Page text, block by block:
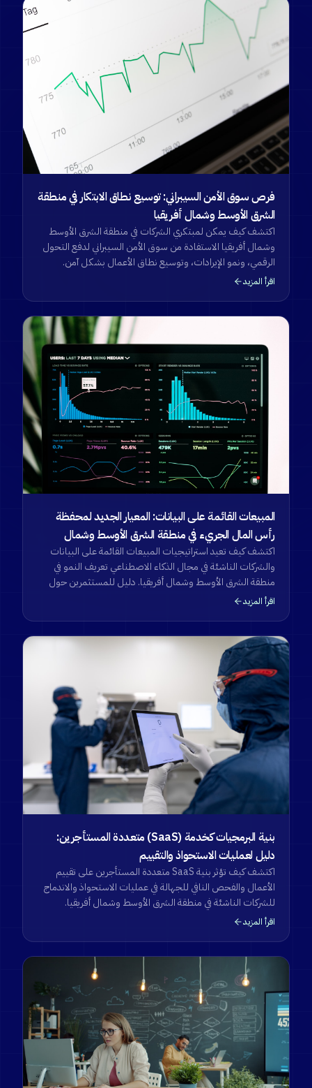
فرص سوق الأمن السيبراني: توسيع نطاق الابتكار في منطقة
الشرق الأوسط وشمال أفريقيا
اكتشف كيف يمكن لمبتكري الشركات في منطقة الشرق الأوسط
وشمال أفريقيا الاستفادة من سوق الأمن السيبراني لدفع التحول
الرقمي، ونمو الإيرادات، وتوسيع نطاق الأعمال بشكل آمن.
اقرأ المزيد
المبيعات القائمة على البيانات: المعيار الجديد لمحفظة
رأس المال الجريء في منطقة الشرق الأوسط وشمال
أفريقيا
اكتشف كيف تعيد استراتيجيات المبيعات القائمة على البيانات
والشركات الناشئة في مجال الذكاء الاصطناعي تعريف النمو في
منطقة الشرق الأوسط وشمال أفريقيا. دليل للمستثمرين حول
إدارة المحافظ وتدفق الصفقات.
اقرأ المزيد
بنية البرمجيات كخدمة (SaaS) متعددة المستأجرين:
دليل لعمليات الاستحواذ والتقييم
اكتشف كيف تؤثر بنية SaaS متعددة المستأجرين على تقييم
الأعمال والفحص النافي للجهالة في عمليات الاستحواذ والاندماج
للشركات الناشئة في منطقة الشرق الأوسط وشمال أفريقيا.
اقرأ المزيد